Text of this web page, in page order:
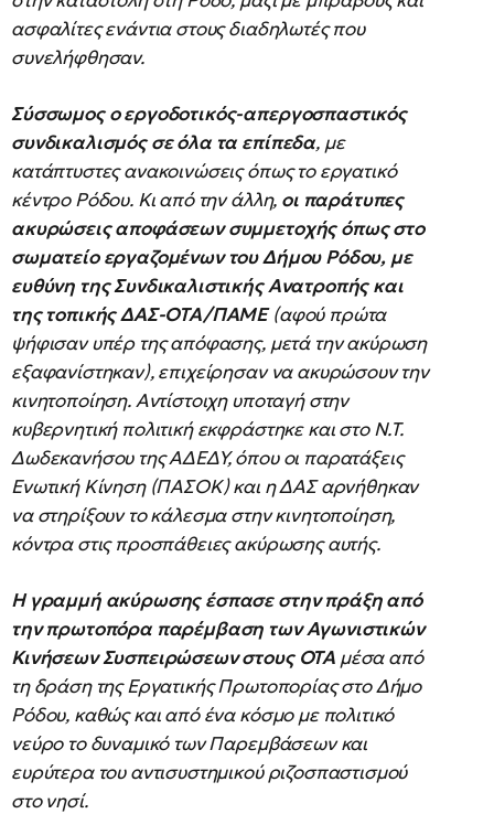
ασφαλίτες ενάντια στους διαδηλωτές που
συνελήφθησαν.
Σύσσωμος ο εργοδοτικός-απεργοσπαστικός
συνδικαλισμός σε όλα τα επίπεδα, με
κατάπτυστες ανακοινώσεις όπως το εργατικό
κέντρο Ρόδου. Κι από την άλλη, οι παράτυπες
ακυρώσεις αποφάσεων συμμετοχής όπως στο
σωματείο εργαζομένων του Δήμου Ρόδου, με
ευθύνη της Συνδικαλιστικής Ανατροπής και
της τοπικής ΔΑΣ-ΟΤΑ/ΠΑΜΕ(αφού πρώτα
ψήφισαν υπέρ της απόφασης, μετά την ακύρωση
εξαφανίστηκαν), επιχείρησαν να ακυρώσουν την
κινητοποίηση. Αντίστοιχη υποταγή στην
κυβερνητική πολιτική εκφράστηκε και στο Ν.Τ.
Δωδεκανήσου της ΑΔΕΔΥ, όπου οι παρατάξεις
Ενωτική Κίνηση (ΠΑΣΟΚ) και η ΔΑΣ αρνήθηκαν
να στηρίξουν το κάλεσμα στην κινητοποίηση,
κόντρα στις προσπάθειες ακύρωσης αυτής.
Η γραμμή ακύρωσης έσπασε στην πράξη από
την πρωτοπόρα παρέμβαση των Αγωνιστικών
Κινήσεων Συσπειρώσεων στους ΟΤΑ μέσα από
τη δράση της Εργατικής Πρωτοπορίας στο Δήμο
Ρόδου, καθώς και από ένα κόσμο με πολιτικό
νεύρο το δυναμικό των Παρεμβάσεων και
ευρύτερα του αντισυστημικού ριζοσπαστισμού
στο νησί.